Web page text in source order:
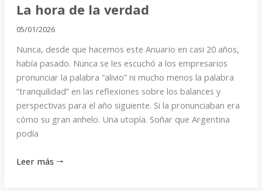
La hora de la verdad
05/01/2026
Nunca, desde que hacemos este Anuario en casi 20 años,
había pasado. Nunca se les escuchó a los empresarios
pronunciar la palabra “alivio” ni mucho menos la palabra
“tranquilidad” en las reflexiones sobre los balances y
perspectivas para el año siguiente. Si la pronunciaban era
cómo su gran anhelo. Una utopía. Soñar que Argentina
podía
Leer más 🠒